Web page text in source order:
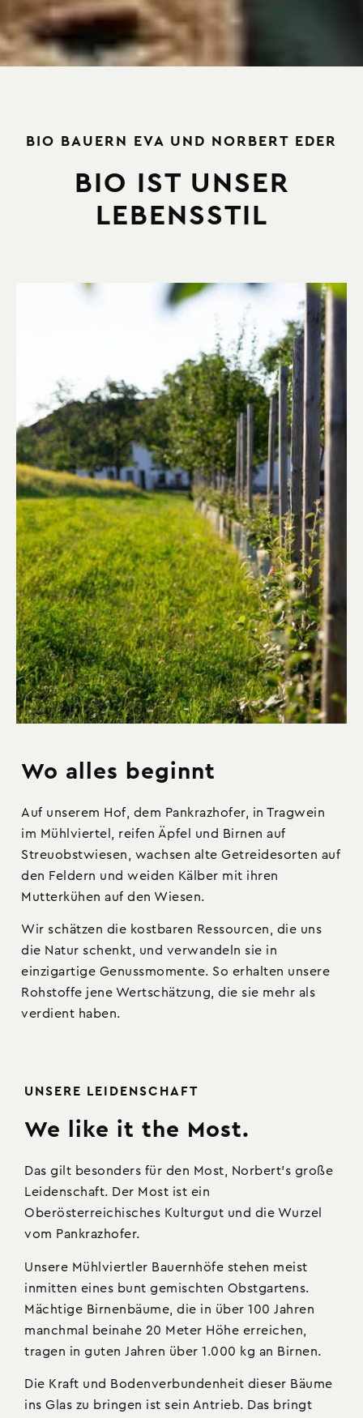
BIO BAUERN EVA UND NORBERT EDER
BIO IST UNSER
LEBENSSTIL
Wo alles beginnt
Auf unserem Hof, dem Pankrazhofer, in Tragwein
im Mühlviertel, reifen Äpfel und Birnen auf
Streuobstwiesen, wachsen alte Getreidesorten auf
den Feldern und weiden Kälber mit ihren
Mutterkühen auf den Wiesen.
Wir schätzen die kostbaren Ressourcen, die uns
die Natur schenkt, und verwandeln sie in
einzigartige Genussmomente. So erhalten unsere
Rohstoffe jene Wertschätzung, die sie mehr als
verdient haben.
UNSERE LEIDENSCHAFT
We like it the Most.
Das gilt besonders für den Most, Norbert’s große
Leidenschaft. Der Most ist ein
Oberösterreichisches Kulturgut und die Wurzel
vom Pankrazhofer.
Unsere Mühlviertler Bauernhöfe stehen meist
inmitten eines bunt gemischten Obstgartens.
Mächtige Birnenbäume, die in über 100 Jahren
manchmal beinahe 20 Meter Höhe erreichen,
tragen in guten Jahren über 1.000 kg an Birnen.
Die Kraft und Bodenverbundenheit dieser Bäume
ins Glas zu bringen ist sein Antrieb. Das bringt